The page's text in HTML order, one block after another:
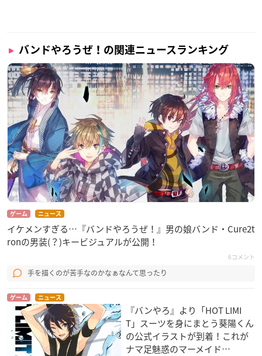
バンドやろうぜ！の関連ニュースランキング
ゲーム ニュース
イケメンすぎる…『バンドやろうぜ！』男の娘バンド・Cure2t
ronの男装(？)キービジュアルが公開！
6コメント
手を描くのが苦手なのかなぁなんて思ったり
ゲーム ニュース
『バンやろ』より「HOT LIMI
T」スーツを身にまとう葵陽くん
の公式イラストが到着！これが
ナマ足魅惑のマーメイド…